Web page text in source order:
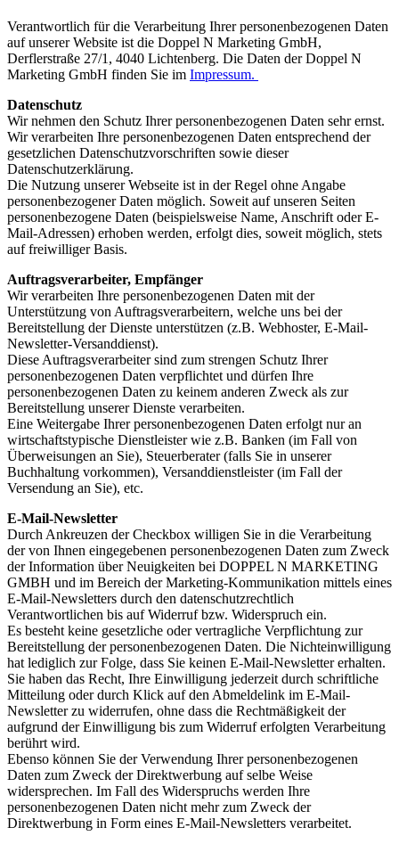
Verantwortlich für die Verarbeitung Ihrer personenbezogenen Daten
auf unserer Website ist die Doppel N Marketing GmbH,
Derflerstraße 27/1, 4040 Lichtenberg. Die Daten der Doppel N
Marketing GmbH finden Sie im Impressum.
Datenschutz
Wir nehmen den Schutz Ihrer personenbezogenen Daten sehr ernst.
Wir verarbeiten Ihre personenbezogenen Daten entsprechend der
gesetzlichen Datenschutzvorschriften sowie dieser
Datenschutzerklärung.
Die Nutzung unserer Webseite ist in der Regel ohne Angabe
personenbezogener Daten möglich. Soweit auf unseren Seiten
personenbezogene Daten (beispielsweise Name, Anschrift oder E-
Mail-Adressen) erhoben werden, erfolgt dies, soweit möglich, stets
auf freiwilliger Basis.
Auftragsverarbeiter, Empfänger
Wir verarbeiten Ihre personenbezogenen Daten mit der
Unterstützung von Auftragsverarbeitern, welche uns bei der
Bereitstellung der Dienste unterstützen (z.B. Webhoster, E-Mail-
Newsletter-Versanddienst).
Diese Auftragsverarbeiter sind zum strengen Schutz Ihrer
personenbezogenen Daten verpflichtet und dürfen Ihre
personenbezogenen Daten zu keinem anderen Zweck als zur
Bereitstellung unserer Dienste verarbeiten.
Eine Weitergabe Ihrer personenbezogenen Daten erfolgt nur an
wirtschaftstypische Dienstleister wie z.B. Banken (im Fall von
Überweisungen an Sie), Steuerberater (falls Sie in unserer
Buchhaltung vorkommen), Versanddienstleister (im Fall der
Versendung an Sie), etc.
E-Mail-Newsletter
Durch Ankreuzen der Checkbox willigen Sie in die Verarbeitung
der von Ihnen eingegebenen personenbezogenen Daten zum Zweck
der Information über Neuigkeiten bei DOPPEL N MARKETING
GMBH und im Bereich der Marketing-Kommunikation mittels eines
E-Mail-Newsletters durch den datenschutzrechtlich
Verantwortlichen bis auf Widerruf bzw. Widerspruch ein.
Es besteht keine gesetzliche oder vertragliche Verpflichtung zur
Bereitstellung der personenbezogenen Daten. Die Nichteinwilligung
hat lediglich zur Folge, dass Sie keinen E-Mail-Newsletter erhalten.
Sie haben das Recht, Ihre Einwilligung jederzeit durch schriftliche
Mitteilung oder durch Klick auf den Abmeldelink im E-Mail-
Newsletter zu widerrufen, ohne dass die Rechtmäßigkeit der
aufgrund der Einwilligung bis zum Widerruf erfolgten Verarbeitung
berührt wird.
Ebenso können Sie der Verwendung Ihrer personenbezogenen
Daten zum Zweck der Direktwerbung auf selbe Weise
widersprechen. Im Fall des Widerspruchs werden Ihre
personenbezogenen Daten nicht mehr zum Zweck der
Direktwerbung in Form eines E-Mail-Newsletters verarbeitet.